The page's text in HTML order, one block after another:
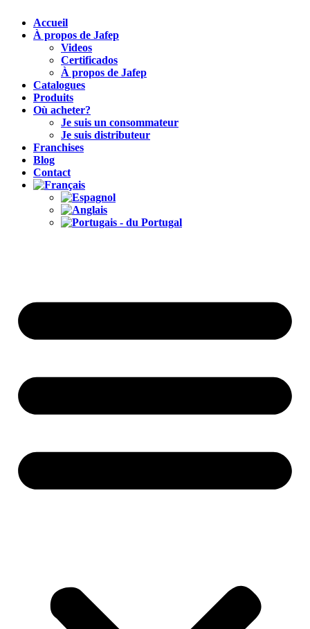
Accueil
À propos de Jafep
Videos
Certificados
À propos de Jafep
Catalogues
Produits
Où acheter?
Je suis un consommateur
Je suis distributeur
Franchises
Blog
Contact